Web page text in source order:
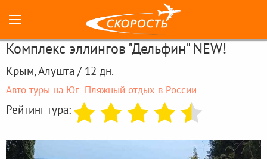
Комплекс эллингов "Дельфин" NEW!
Крым, Алушта / 12 дн.
Авто туры на Юг Пляжный отдых в России
Рейтинг тура: